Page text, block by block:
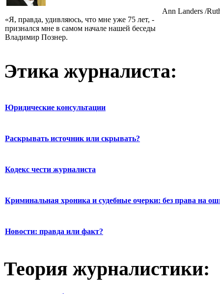
«Я, правда, удивляюсь, что мне уже 75 лет, -
признался мне в самом начале нашей беседы
Владимир Познер.
Ann Landers /
Этика журналиста:
Юридические консультации
Раскрывать источник или скрывать?
Кодекс чести журналиста
Криминальная хроника и судебные очерки: без права на
Новости: правда или факт?
Теория журналистики: